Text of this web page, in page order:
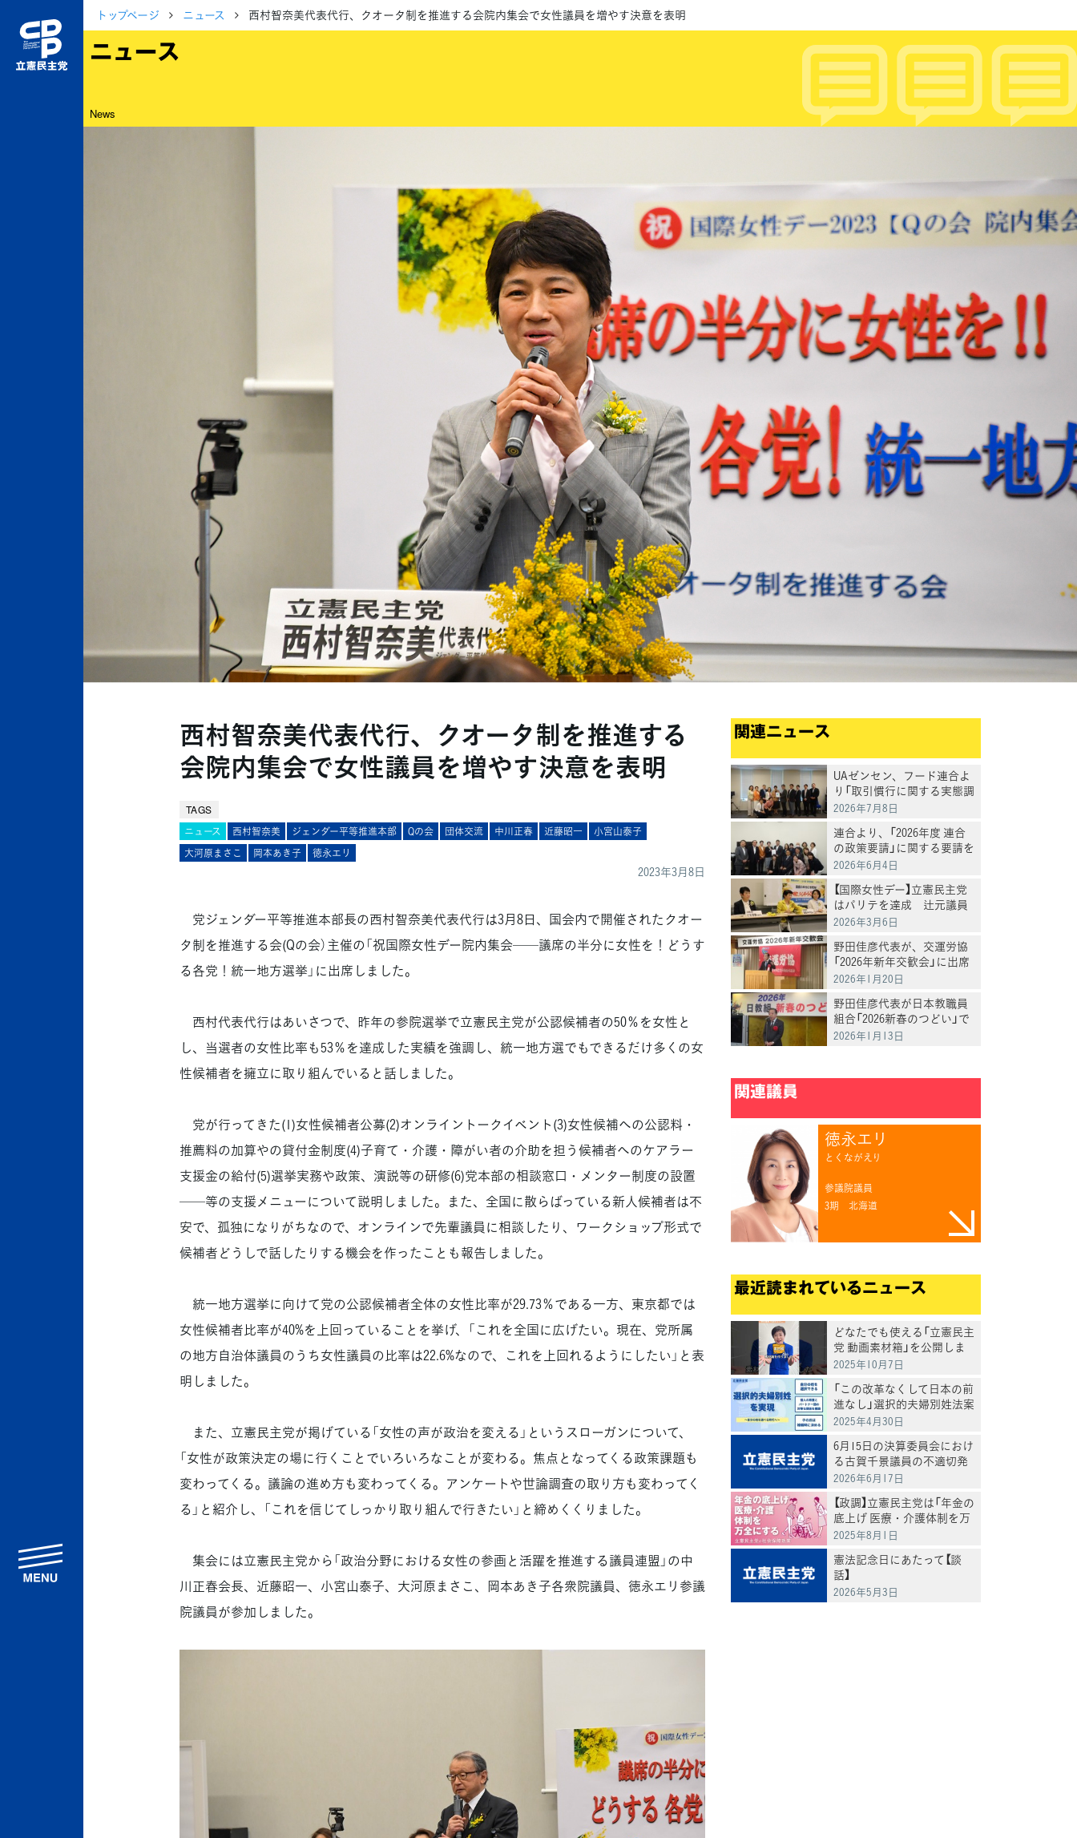
トップページ ニュース 西村智奈美代表代行、クオータ制を推進する会院内集会で女性議員を増やす決意を表明
ニュース
News
西村智奈美代表代行、クオータ制を推進する
会院内集会で女性議員を増やす決意を表明
TAGS
ニュース 西村智奈美 ジェンダー平等推進本部 Qの会 団体交流 中川正春 近藤昭一
小宮山泰子
大河原まさこ
岡本あき子 徳永エリ
2023年3月8日
党ジェンダー平等推進本部長の西村智奈美代表代行は3月8日、国会内で開催されたクオー
タ制を推進する会(Qの会）主催の「祝国際女性デー院内集会──議席の半分に女性を！どうす
る各党！統一地方選挙」に出席しました。
西村代表代行はあいさつで、昨年の参院選挙で立憲民主党が公認候補者の50％を女性と
し、当選者の女性比率も53％を達成した実績を強調し、統一地方選でもできるだけ多くの女
性候補者を擁立に取り組んでいると話しました。
党が行ってきた(1)女性候補者公募(2)オンライントークイベント(3)女性候補への公認料・
推薦料の加算やの貸付金制度(4)子育て・介護・障がい者の介助を担う候補者へのケアラー
支援金の給付(5)選挙実務や政策、演説等の研修(6)党本部の相談窓口・メンター制度の設置
──等の支援メニューについて説明しました。また、全国に散らばっている新人候補者は不
安で、孤独になりがちなので、オンラインで先輩議員に相談したり、ワークショップ形式で
候補者どうしで話したりする機会を作ったことも報告しました。
統一地方選挙に向けて党の公認候補者全体の女性比率が29.73％である一方、東京都では
女性候補者比率が40%を上回っていることを挙げ、「これを全国に広げたい。現在、党所属
の地方自治体議員のうち女性議員の比率は22.6%なので、これを上回れるようにしたい」と表
明しました。
また、立憲民主党が掲げている「女性の声が政治を変える」というスローガンについて、
「女性が政策決定の場に行くことでいろいろなことが変わる。焦点となってくる政策課題も
変わってくる。議論の進め方も変わってくる。アンケートや世論調査の取り方も変わってく
る」と紹介し、「これを信じてしっかり取り組んで行きたい」と締めくくりました。
集会には立憲民主党から「政治分野における女性の参画と活躍を推進する議員連盟」の中
川正春会長、近藤昭一、小宮山泰子、大河原まさこ、岡本あき子各衆院議員、徳永エリ参議
院議員が参加しました。
関連ニュース
UAゼンセン、フード連合よ
り「取引慣行に関する実態調
査を踏まえた要請」を受け、
2026年7月8日
連合より、「2026年度 連合
の政策要請」に関する要請を
受け、意見交換
2026年6月4日
【国際女性デー】立憲民主党
はパリテを達成 辻元議員
らがQの会院内集会に出席
2026年3月6日
野田佳彦代表が、交運労協
「2026年新年交歓会」に出席
し、あいさつ
2026年1月20日
野田佳彦代表が日本教職員
組合「2026新春のつどい」で
あいさつ
2026年1月13日
関連議員
徳永エリ
とくながえり
参議院議員
3期 北海道
最近読まれているニュース
どなたでも使える「立憲民主
党 動画素材箱」を公開しま
した
2025年10月7日
「この改革なくして日本の前
進なし」選択的夫婦別姓法案
を提出
2025年4月30日
6月15日の決算委員会におけ
る古賀千景議員の不適切発
言と処分について
2026年6月17日
【政調】立憲民主党は「年金の
底上げ 医療・介護体制を万
全にする」
2025年8月1日
憲法記念日にあたって【談
話】
2026年5月3日